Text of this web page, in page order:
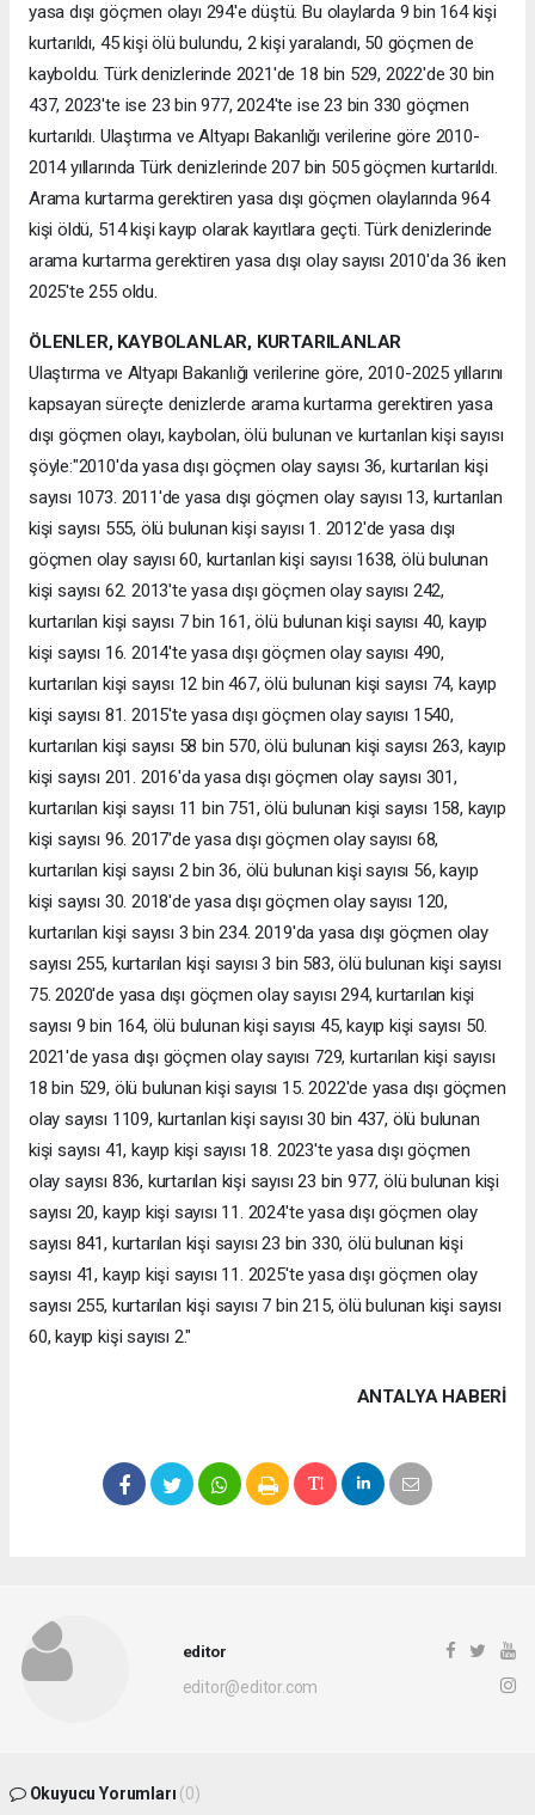
yasa dışı göçmen olayı 294'e düştü. Bu olaylarda 9 bin 164 kişi
kurtarıldı, 45 kişi ölü bulundu, 2 kişi yaralandı, 50 göçmen de
kayboldu. Türk denizlerinde 2021'de 18 bin 529, 2022'de 30 bin
437, 2023'te ise 23 bin 977, 2024'te ise 23 bin 330 göçmen
kurtarıldı. Ulaştırma ve Altyapı Bakanlığı verilerine göre 2010-
2014 yıllarında Türk denizlerinde 207 bin 505 göçmen kurtarıldı.
Arama kurtarma gerektiren yasa dışı göçmen olaylarında 964
kişi öldü, 514 kişi kayıp olarak kayıtlara geçti. Türk denizlerinde
arama kurtarma gerektiren yasa dışı olay sayısı 2010'da 36 iken
2025'te 255 oldu.
ÖLENLER, KAYBOLANLAR, KURTARILANLAR
Ulaştırma ve Altyapı Bakanlığı verilerine göre, 2010-2025 yıllarını
kapsayan süreçte denizlerde arama kurtarma gerektiren yasa
dışı göçmen olayı, kaybolan, ölü bulunan ve kurtarılan kişi sayısı
şöyle:"2010'da yasa dışı göçmen olay sayısı 36, kurtarılan kişi
sayısı 1073. 2011'de yasa dışı göçmen olay sayısı 13, kurtarılan
kişi sayısı 555, ölü bulunan kişi sayısı 1. 2012'de yasa dışı
göçmen olay sayısı 60, kurtarılan kişi sayısı 1638, ölü bulunan
kişi sayısı 62. 2013'te yasa dışı göçmen olay sayısı 242,
kurtarılan kişi sayısı 7 bin 161, ölü bulunan kişi sayısı 40, kayıp
kişi sayısı 16. 2014'te yasa dışı göçmen olay sayısı 490,
kurtarılan kişi sayısı 12 bin 467, ölü bulunan kişi sayısı 74, kayıp
kişi sayısı 81. 2015'te yasa dışı göçmen olay sayısı 1540,
kurtarılan kişi sayısı 58 bin 570, ölü bulunan kişi sayısı 263, kayıp
kişi sayısı 201. 2016'da yasa dışı göçmen olay sayısı 301,
kurtarılan kişi sayısı 11 bin 751, ölü bulunan kişi sayısı 158, kayıp
kişi sayısı 96. 2017'de yasa dışı göçmen olay sayısı 68,
kurtarılan kişi sayısı 2 bin 36, ölü bulunan kişi sayısı 56, kayıp
kişi sayısı 30. 2018'de yasa dışı göçmen olay sayısı 120,
kurtarılan kişi sayısı 3 bin 234. 2019'da yasa dışı göçmen olay
sayısı 255, kurtarılan kişi sayısı 3 bin 583, ölü bulunan kişi sayısı
75. 2020'de yasa dışı göçmen olay sayısı 294, kurtarılan kişi
sayısı 9 bin 164, ölü bulunan kişi sayısı 45, kayıp kişi sayısı 50.
2021'de yasa dışı göçmen olay sayısı 729, kurtarılan kişi sayısı
18 bin 529, ölü bulunan kişi sayısı 15. 2022'de yasa dışı göçmen
olay sayısı 1109, kurtarılan kişi sayısı 30 bin 437, ölü bulunan
kişi sayısı 41, kayıp kişi sayısı 18. 2023'te yasa dışı göçmen
olay sayısı 836, kurtarılan kişi sayısı 23 bin 977, ölü bulunan kişi
sayısı 20, kayıp kişi sayısı 11. 2024'te yasa dışı göçmen olay
sayısı 841, kurtarılan kişi sayısı 23 bin 330, ölü bulunan kişi
sayısı 41, kayıp kişi sayısı 11. 2025'te yasa dışı göçmen olay
sayısı 255, kurtarılan kişi sayısı 7 bin 215, ölü bulunan kişi sayısı
60, kayıp kişi sayısı 2."
ANTALYA HABERİ
editor
editor@editor.com
Okuyucu Yorumları (0)